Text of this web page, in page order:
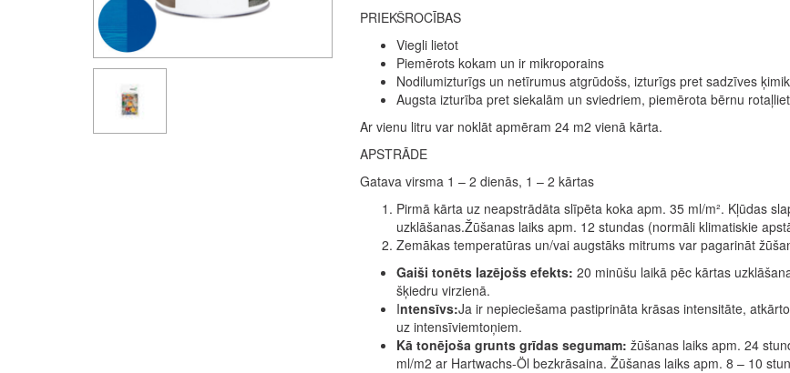
PRIEKŠROCĪBAS
Viegli lietot
Piemērots kokam un ir mikroporains
Nodilumizturīgs un netīrumus atgrūdošs, izturīgs pret sadzīves
Augsta izturība pret siekalām un sviedriem, piemērota bērnu
Ar vienu litru var noklāt apmēram 24 m2 vienā kārta.
APSTRĀDE
Gatava virsma 1 – 2 dienās, 1 – 2 kārtas
Pirmā kārta uz neapstrādāta slīpēta koka apm. 35 ml/m². Kļūdas
uzklāšanas.Žūšanas laiks apm. 12 stundas (normāli klimatiskie
Zemākas temperatūras un/vai augstāks mitrums var pagarināt
Gaiši tonēts lazējošs efekts: 20 minūšu laikā pēc kārtas
šķiedru virzienā.
Intensīvs:Ja ir nepieciešama pastiprināta krāsas intensitāte,
uz intensīviemtoņiem.
Kā tonējoša grunts grīdas segumam: žūšanas laiks apm. 24
ml/m2 ar Hartwachs-Öl bezkrāsaina. Žūšanas laiks apm. 8 – 10